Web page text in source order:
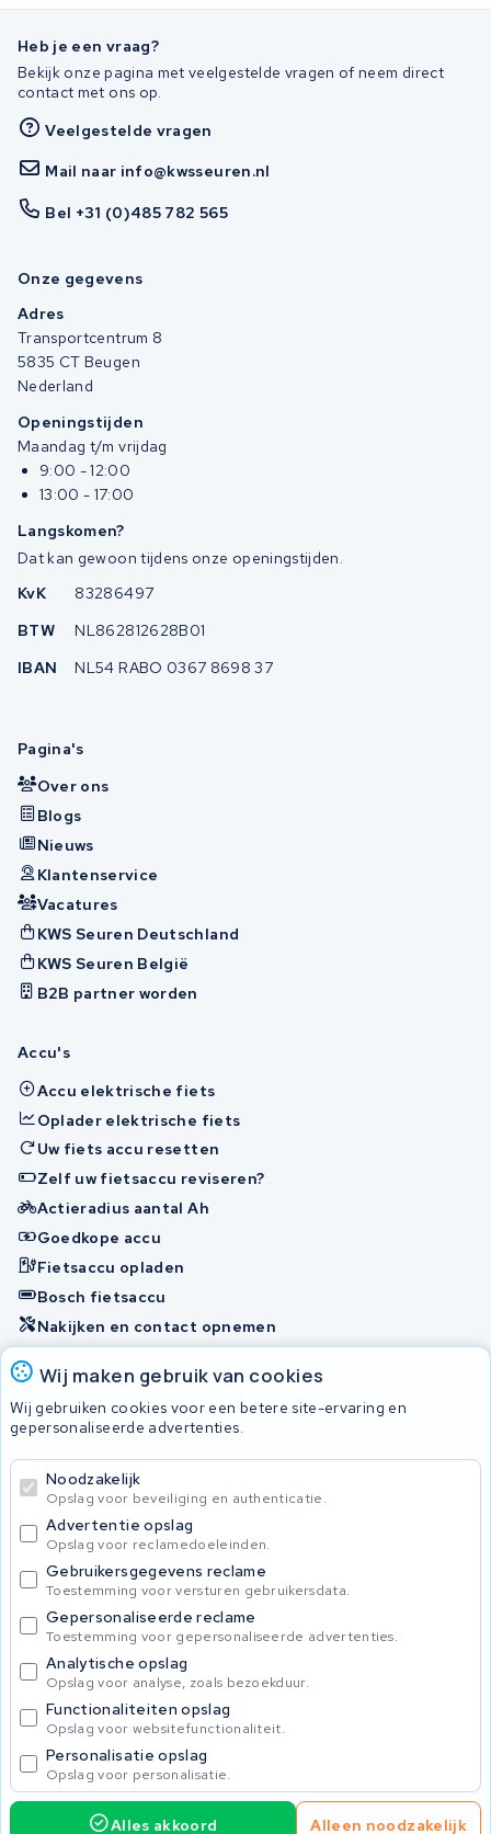
Wij maken gebruik van cookies
Wij gebruiken cookies voor een betere site-ervaring en
gepersonaliseerde advertenties.
Noodzakelijk
Opslag voor beveiliging en authenticatie.
Advertentie opslag
Opslag voor reclamedoeleinden.
Gebruikersgegevens reclame
Toestemming voor versturen gebruikersdata.
Gepersonaliseerde reclame
Toestemming voor gepersonaliseerde advertenties.
Analytische opslag
Opslag voor analyse, zoals bezoekduur.
Functionaliteiten opslag
Opslag voor websitefunctionaliteit.
Personalisatie opslag
Opslag voor personalisatie.
Alles akkoord Alleen noodzakelijk
Heb je een vraag?
Bekijk onze pagina met veelgestelde vragen of neem direct
contact met ons op.
Veelgestelde vragen
Mail naar info@kwsseuren.nl
Bel +31 (0)485 782 565
Onze gegevens
Adres
Transportcentrum 8
5835 CT Beugen
Nederland
Openingstijden
Maandag t/m vrijdag
9:00 - 12:00
13:00 - 17:00
Langskomen?
Dat kan gewoon tijdens onze openingstijden.
KvK
83286497
BTW
NL862812628B01
IBAN
NL54 RABO 0367 8698 37
Pagina's
Over ons
Blogs
Nieuws
Klantenservice
Vacatures
KWS Seuren Deutschland
KWS Seuren België
B2B partner worden
Accu's
Accu elektrische fiets
Oplader elektrische fiets
Uw fiets accu resetten
Zelf uw fietsaccu reviseren?
Actieradius aantal Ah
Goedkope accu
Fietsaccu opladen
Bosch fietsaccu
Nakijken en contact opnemen
Privacybeleid